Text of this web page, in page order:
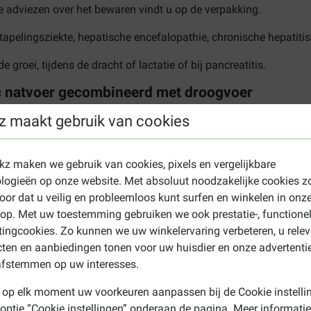
maakt gebruik van cookies
maken we gebruik van cookies, pixels en vergelijkbare
op onze website. Met absoluut noodzakelijke cookies
dat u veilig en probleemloos kunt surfen en winkelen in
Met uw toestemming gebruiken we ook prestatie-,
Zo kunnen we uw winkelervaring verbeteren, u
en aanbiedingen tonen voor uw huisdier en onze
op uw interesses.
op elk moment uw voorkeuren aanpassen bij de Cookie
over het bewaren vindt u op de verpakking.
hepatische encefalopathie, chronische
groei, tijdens de dracht of lactatie of bij pancreatitis.
gecombineerd met droogvoer
8
2
41
30
69
54
114
77
102 80
58
137
159
115